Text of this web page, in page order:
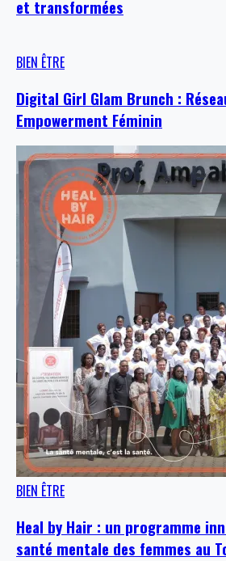
et transformées
BIEN ÊTRE
Digital Girl Glam Brunch :
Empowerment Féminin
BIEN ÊTRE
Heal by Hair : un programme
santé mentale des femmes au